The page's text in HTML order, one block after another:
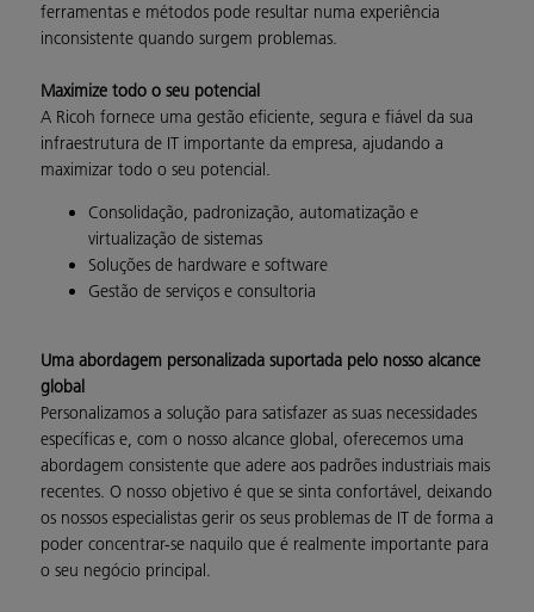
ferramentas e métodos pode resultar numa experiência
inconsistente quando surgem problemas.
Maximize todo o seu potencial
A Ricoh fornece uma gestão eficiente, segura e fiável da sua
infraestrutura de IT importante da empresa, ajudando a
maximizar todo o seu potencial.
Consolidação, padronização, automatização e
virtualização de sistemas
Soluções de hardware e software
Gestão de serviços e consultoria
Uma abordagem personalizada suportada pelo nosso alcance
global
Personalizamos a solução para satisfazer as suas necessidades
específicas e, com o nosso alcance global, oferecemos uma
abordagem consistente que adere aos padrões industriais mais
recentes. O nosso objetivo é que se sinta confortável, deixando
os nossos especialistas gerir os seus problemas de IT de forma a
poder concentrar-se naquilo que é realmente importante para
o seu negócio principal.